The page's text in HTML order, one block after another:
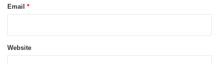
Email *
Website